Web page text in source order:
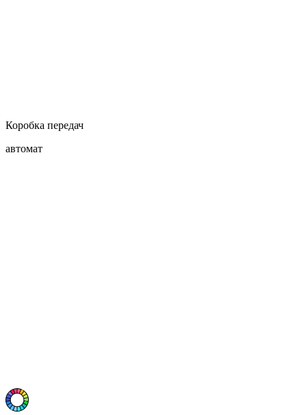
Коробка передач
автомат